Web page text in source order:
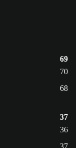
69
70
68
37
36
37